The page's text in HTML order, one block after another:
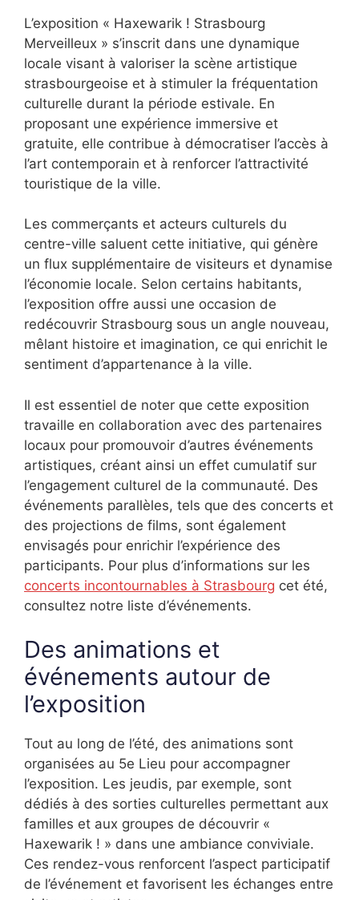
L’exposition « Haxewarik ! Strasbourg
Merveilleux » s’inscrit dans une dynamique
locale visant à valoriser la scène artistique
strasbourgeoise et à stimuler la fréquentation
culturelle durant la période estivale. En
proposant une expérience immersive et
gratuite, elle contribue à démocratiser l’accès à
l’art contemporain et à renforcer l’attractivité
touristique de la ville.
Les commerçants et acteurs culturels du
centre-ville saluent cette initiative, qui génère
un flux supplémentaire de visiteurs et dynamise
l’économie locale. Selon certains habitants,
l’exposition offre aussi une occasion de
redécouvrir Strasbourg sous un angle nouveau,
mêlant histoire et imagination, ce qui enrichit le
sentiment d’appartenance à la ville.
Il est essentiel de noter que cette exposition
travaille en collaboration avec des partenaires
locaux pour promouvoir d’autres événements
artistiques, créant ainsi un effet cumulatif sur
l’engagement culturel de la communauté. Des
événements parallèles, tels que des concerts et
des projections de films, sont également
envisagés pour enrichir l’expérience des
participants. Pour plus d’informations sur les
concerts incontournables à Strasbourg cet été,
consultez notre liste d’événements.
Des animations et
événements autour de
l’exposition
Tout au long de l’été, des animations sont
organisées au 5e Lieu pour accompagner
l’exposition. Les jeudis, par exemple, sont
dédiés à des sorties culturelles permettant aux
familles et aux groupes de découvrir «
Haxewarik ! » dans une ambiance conviviale.
Ces rendez-vous renforcent l’aspect participatif
de l’événement et favorisent les échanges entre